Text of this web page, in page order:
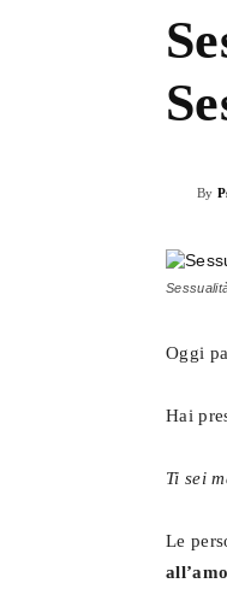
By
Oggi
Hai
Ti sei
Le